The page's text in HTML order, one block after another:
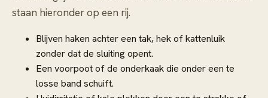
staan hieronder op een rij.
Blijven haken achter een tak, hek of kattenluik
zonder dat de sluiting opent.
Een voorpoot of de onderkaak die onder een te
losse band schuift.